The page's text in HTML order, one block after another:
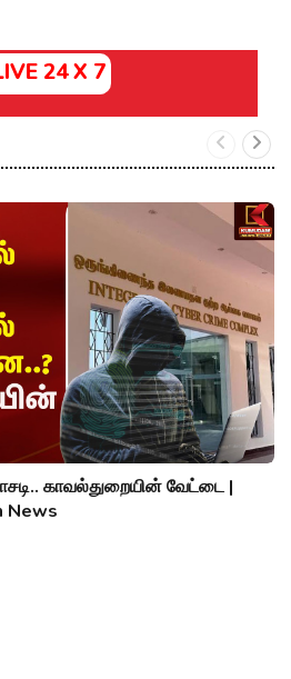
24 X 7
காவல்துறையின் வேட்டை |
News